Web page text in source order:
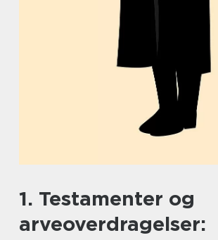
1. Testamenter og
arveoverdragelser: